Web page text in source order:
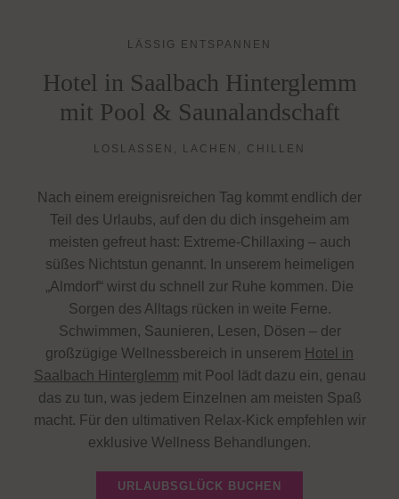
LÄSSIG ENTSPANNEN
Hotel in Saalbach Hinterglemm
mit Pool & Saunalandschaft
LOSLASSEN, LACHEN, CHILLEN
Nach einem ereignisreichen Tag kommt endlich der
Teil des Urlaubs, auf den du dich insgeheim am
meisten gefreut hast: Extreme-Chillaxing – auch
süßes Nichtstun genannt. In unserem heimeligen
„Almdorf“ wirst du schnell zur Ruhe kommen. Die
Sorgen des Alltags rücken in weite Ferne.
Schwimmen, Saunieren, Lesen, Dösen – der
großzügige Wellnessbereich in unserem Hotel in
Saalbach Hinterglemm mit Pool lädt dazu ein, genau
das zu tun, was jedem Einzelnen am meisten Spaß
macht. Für den ultimativen Relax-Kick empfehlen wir
exklusive Wellness Behandlungen.
URLAUBSGLÜCK BUCHEN